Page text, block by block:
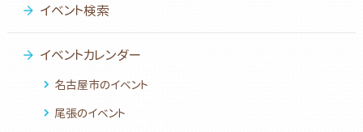
イベント検索
イベントカレンダー
名古屋市のイベント
尾張のイベント